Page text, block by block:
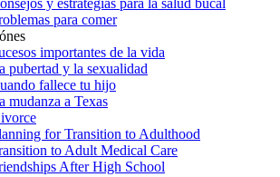
para comer
importantes de la vida
pubertad y la sexualidad
fallece tu hijo
mudanza a Texas
for Transition to Adulthood
to Adult Medical Care
After High School